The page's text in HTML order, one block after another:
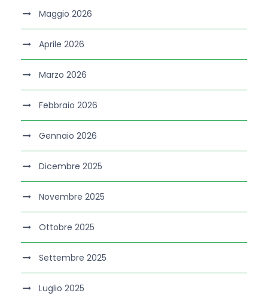
Maggio 2026
Aprile 2026
Marzo 2026
Febbraio 2026
Gennaio 2026
Dicembre 2025
Novembre 2025
Ottobre 2025
Settembre 2025
Luglio 2025